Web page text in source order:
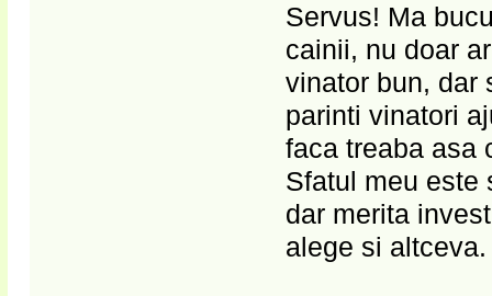
Servus! Ma
cainii, nu doar
vinator bun, dar
parinti vinatori
faca treaba asa
Sfatul meu este
dar merita
alege si altceva.